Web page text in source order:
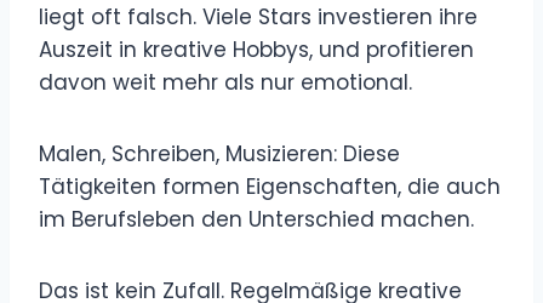
liegt oft falsch. Viele Stars investieren ihre
Auszeit in kreative Hobbys, und profitieren
davon weit mehr als nur emotional.
Malen, Schreiben, Musizieren: Diese
Tätigkeiten formen Eigenschaften, die auch
im Berufsleben den Unterschied machen.
Das ist kein Zufall. Regelmäßige kreative